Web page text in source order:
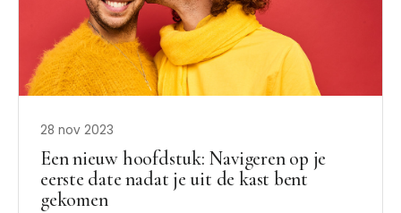
28 nov 2023
Een nieuw hoofdstuk: Navigeren op je
eerste date nadat je uit de kast bent
gekomen